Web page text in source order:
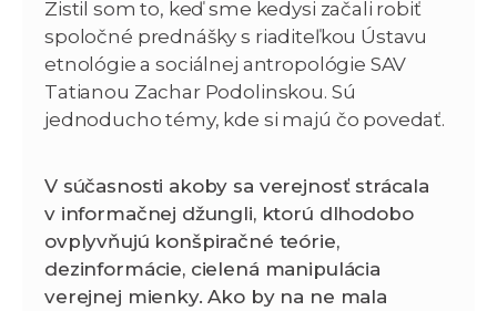
Zistil som to, keď sme kedysi začali robiť
spoločné prednášky s riaditeľkou Ústavu
etnológie a sociálnej antropológie SAV
Tatianou Zachar Podolinskou. Sú
jednoducho témy, kde si majú čo povedať.
V súčasnosti akoby sa verejnosť strácala
v informačnej džungli, ktorú dlhodobo
ovplyvňujú konšpiračné teórie,
dezinformácie, cielená manipulácia
verejnej mienky. Ako by na ne mala